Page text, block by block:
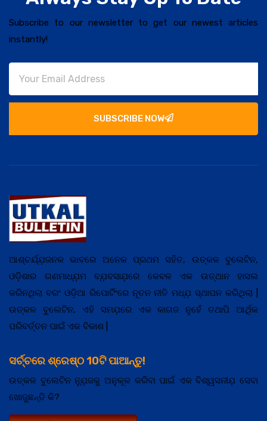
Subscribe to our newsletter to get our newest articles
instantly!
SUBSCRIBE NOW
ଆଶ୍ଚର୍ଯ୍ଯ଼ଜନକ ଭାବରେ ଅନେକ ପ୍ରଥମ ସହିତ, ଉତ୍କଳ ବୁଲେଟିନ,
ଓଡ଼ିଶାର ଗଣମାଧ୍ଯ଼ମ ବ୍ଯ଼ବସାଯ଼ରେ କେବଳ ଏକ ଉତ୍ଥାନ ହାସଲ
କରିନଥିଲା ବରଂ ଓଡ଼ିଆ ରିପୋର୍ଟିଂରେ ନୂତନ ନୀତି ମଧ୍ଯ଼ ସ୍ଥାପନ କରିଥିଲା |
ଉତ୍କଳ ବୁଲେଟିନ, ଏହି ସମଯ଼ରେ ଏକ କାଗଜ ନୁହେଁ ତଥାପି ଆର୍ଥିକ
ପରିବର୍ତ୍ତନ ପାଇଁ ଏକ ବିକାଶ |
ସର୍ଚ୍ଚରେ ଶ୍ରେଷ୍ଠ 10ଟି ପାଆନ୍ତୁ!
ଉତ୍କଳ ବୁଲେଟିନ ନ୍ଯ଼ୁଜକୁ ଅନୁକୂଳ କରିବା ପାଇଁ ଏକ ବିଶ୍ୱସନୀଯ଼ ସେବା
ଖୋଜୁଛନ୍ତି କି?